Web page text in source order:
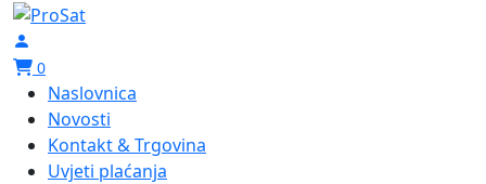
0
Naslovnica
Novosti
Kontakt & Trgovina
Uvjeti plaćanja